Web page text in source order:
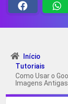
Início
Tutoriais
Como Usar o
Imagens Antigas